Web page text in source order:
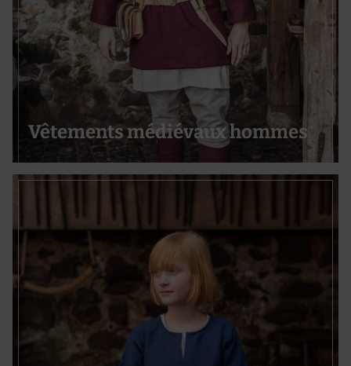
Vêtements médiévaux hommes